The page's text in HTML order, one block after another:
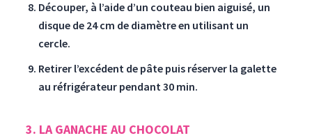
Découper, à l’aide d’un couteau bien aiguisé, un
disque de 24 cm de diamètre en utilisant un
cercle.
Retirer l’excédent de pâte puis réserver la galette
au réfrigérateur pendant 30 min.
3. LA GANACHE AU CHOCOLAT